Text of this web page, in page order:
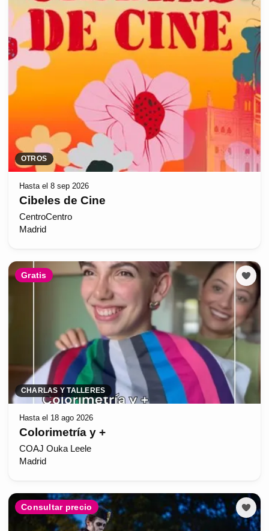
OTROS
Hasta el 8 sep 2026
Cibeles de Cine
CentroCentro
Madrid
Gratis
CHARLAS Y TALLERES
Hasta el 18 ago 2026
Colorimetría y +
COAJ Ouka Leele
Madrid
Consultar precio